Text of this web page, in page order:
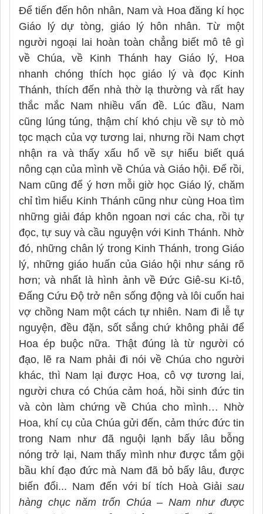
Để tiến đến hôn nhân, Nam và Hoa đăng kí học
Giáo lý dự tòng, giáo lý hôn nhân. Từ một
người ngoại lai hoàn toàn chẳng biết mô tê gì
về Chúa, về Kinh Thánh hay Giáo lý, Hoa
nhanh chóng thích học giáo lý và đọc Kinh
Thánh, thích đến nhà thờ lạ thường và rất hay
thắc mắc Nam nhiều vấn đề. Lúc đầu, Nam
cũng lúng túng, thậm chí khó chịu về sự tò mò
tọc mạch của vợ tương lai, nhưng rồi Nam chợt
nhận ra và thấy xấu hổ về sự hiểu biết quá
nông cạn của mình về Chúa và Giáo hội. Để rồi,
Nam cũng để ý hơn mỗi giờ học Giáo lý, chăm
chỉ tìm hiểu Kinh Thánh cũng như cùng Hoa tìm
những giải đáp khôn ngoan nơi các cha, rồi tự
đọc, tự suy và cầu nguyện với Kinh Thánh. Nhờ
đó, những chân lý trong Kinh Thánh, trong Giáo
lý, những giáo huấn của Giáo hội như sáng rõ
hơn; và nhất là hình ảnh về Đức Giê-su Ki-tô,
Đấng Cứu Độ trở nên sống động và lôi cuốn hai
vợ chồng Nam một cách tự nhiên. Nam đi lễ tự
nguyện, đều đặn, sốt sắng chứ không phải để
Hoa ép buộc nữa. Thật đúng là từ người có
đạo, lẽ ra Nam phải đi nói về Chúa cho người
khác, thì Nam lại được Hoa, cô vợ tương lai,
người chưa có Chúa cảm hoá, hồi sinh đức tin
và còn làm chứng về Chúa cho mình… Nhờ
Hoa, khí cụ của Chúa gửi đến, cảm thức đức tin
trong Nam như đã nguội lạnh bấy lâu bỗng
nóng trở lại, Nam thấy mình như được tắm gội
bầu khí đạo đức mà Nam đã bỏ bấy lâu, được
biến đổi... Nam đến với bí tích Hoà Giải sau
hàng chục năm trốn Chúa – Nam như được